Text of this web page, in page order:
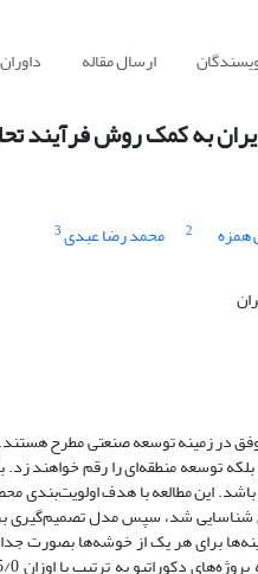
ارسال مقاله داوران
به کمک روش فرآیند
همزه 2 محمد رضا عبدی3
در زمینه توسعه صنعتی مطرح
توسعه منطقه‌ای را رقم خواهند
شد، سپس مدل تصمیم‌گیری
هر یک از خوشه‌ها بصورت